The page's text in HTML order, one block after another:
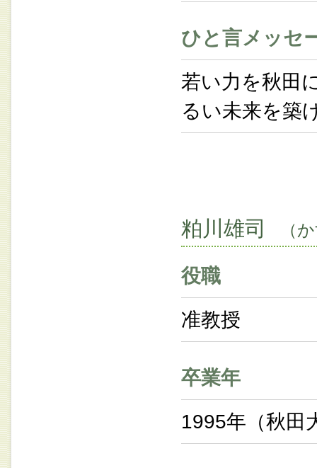
ひと言メッセ
若い力を秋田
るい未来を築
粕川雄司 （
役職
准教授
卒業年
1995年（秋田